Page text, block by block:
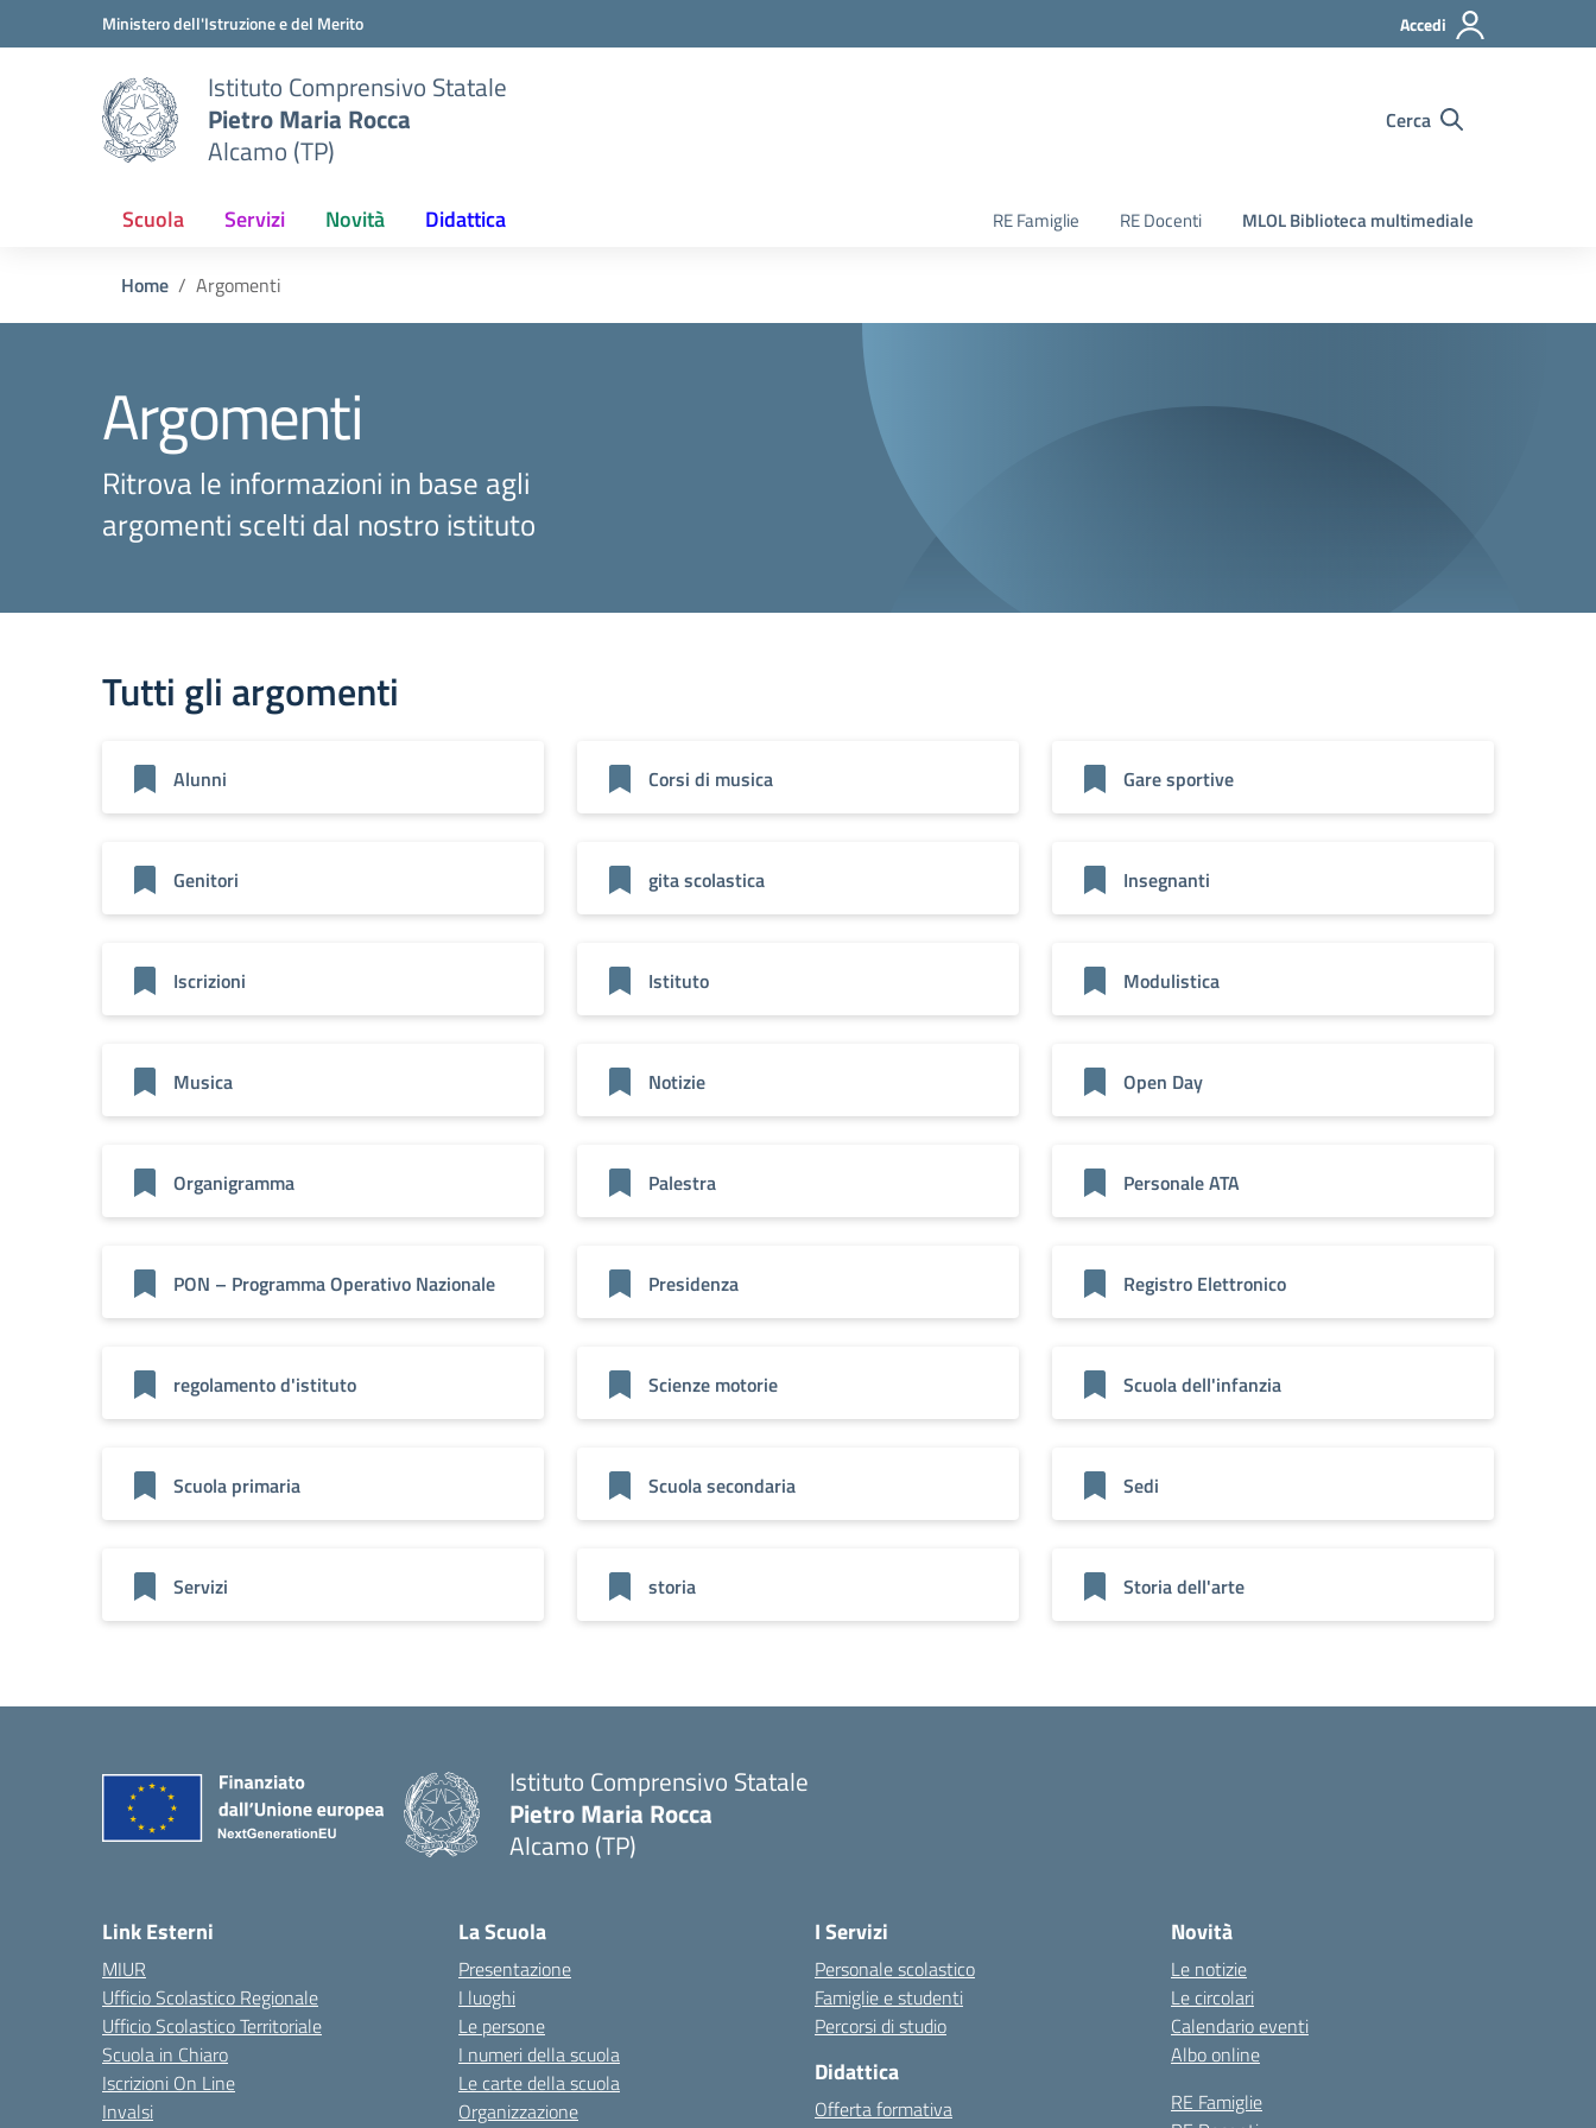
Vai ai contenuti
Vai al menu di navigazioneMinistero dell'Istruzione e del Merito Accedi
Istituto Comprensivo Statale
Pietro Maria Rocca
Alcamo (TP)
Cerca
Scuola Servizi Novità Didattica RE Famiglie RE Docenti MLOL Biblioteca multimediale
Home Argomenti
Argomenti
Ritrova le informazioni in base agli
argomenti scelti dal nostro istituto
Tutti gli argomenti
Alunni Corsi di musica Gare sportive
Genitori gita scolastica Insegnanti
Iscrizioni Istituto Modulistica
Musica Notizie Open Day
Organigramma Palestra Personale ATA
PON – Programma Operativo Nazionale Presidenza Registro Elettronico
regolamento d'istituto Scienze motorie Scuola dell'infanzia
Scuola primaria Scuola secondaria Sedi
Servizi storia Storia dell'arte
Istituto Comprensivo Statale
Pietro Maria Rocca
Alcamo (TP)
Link Esterni
MIUR
Ufficio Scolastico Regionale
Ufficio Scolastico Territoriale
Scuola in Chiaro
Iscrizioni On Line
Invalsi
La Scuola
Presentazione
I luoghi
Le persone
I numeri della scuola
Le carte della scuola
Organizzazione
I Servizi
Personale scolastico
Famiglie e studenti
Percorsi di studio
Didattica
Offerta formativa
Novità
Le notizie
Le circolari
Calendario eventi
Albo online
RE Famiglie